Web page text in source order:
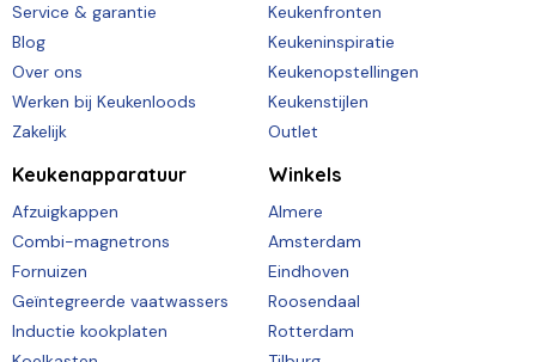
Service & garantie
Blog
Over ons
Werken bij Keukenloods
Zakelijk
Keukenfronten
Keukeninspiratie
Keukenopstellingen
Keukenstijlen
Outlet
Keukenapparatuur
Afzuigkappen
Combi-magnetrons
Fornuizen
Geïntegreerde vaatwassers
Inductie kookplaten
Winkels
Almere
Amsterdam
Eindhoven
Roosendaal
Rotterdam